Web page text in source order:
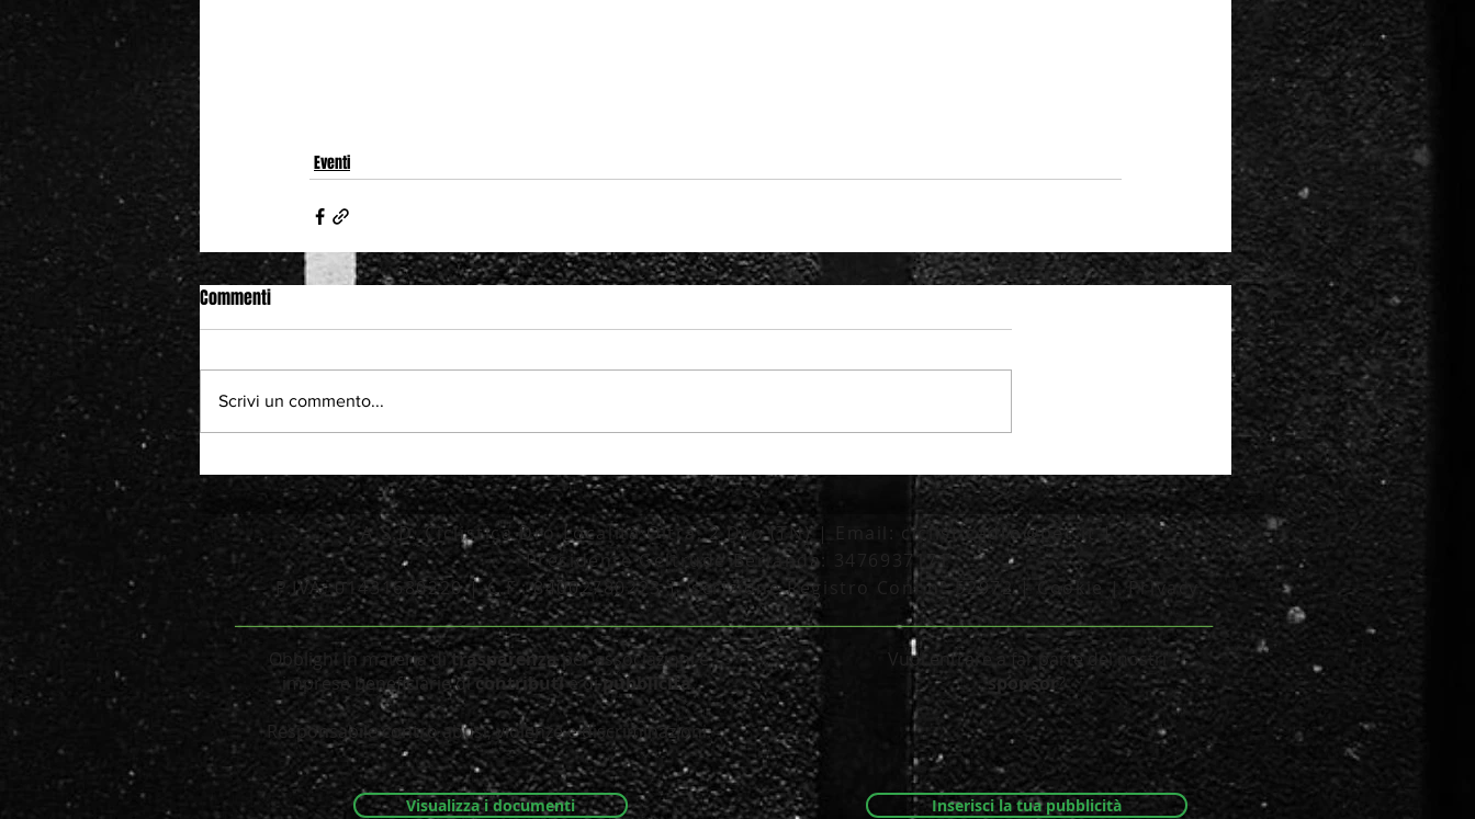
Eventi
Commenti
Scrivi un commento...
A.S.D. Ciclistica Dro Località Oltra, 2 Dro (TN) | Email: ciclisticadro@pec.it |
Presidente Geltrude Berlanda: 3476937171
P.IVA: 01431680220 | C.F.: 84002780223 | Iscrizione Registro Coni n° 52972 | Cookie|Privacy
_________________________________________________________________________________
Obblighi in materia ditrasparenzaper associazioni e
imprese beneficiarie dicontributie dipubblicità.
Responsabile contro abusi, violenze e discriminazioni.
Visualizza i documenti
Vuoi entrare a far parte dei nostri
sponsor?
Inserisci la tua pubblicità